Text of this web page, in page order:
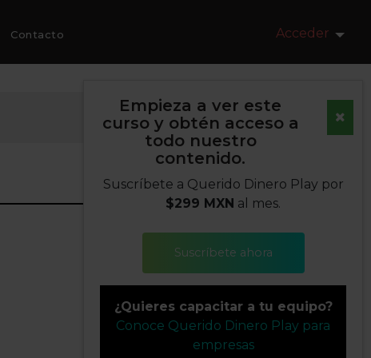
Contacto Acceder
Empieza a ver este
curso y obtén acceso a
todo nuestro
contenido.
Suscríbete a Querido Dinero Play por
$299 MXN al mes.
Suscríbete ahora
¿Quieres capacitar a tu equipo?
Conoce Querido Dinero Play para
empresas